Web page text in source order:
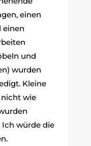
einen
einen
und
wurden
Kleine
wie
würde die